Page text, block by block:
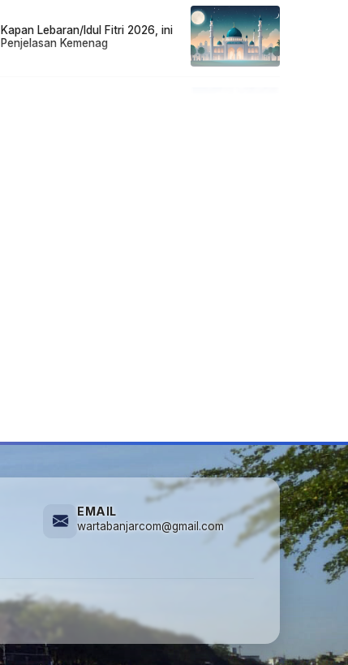
Kapan Lebaran/Idul Fitri 2026, ini
Penjelasan Kemenag
EMAIL
wartabanjarcom@gmail.com